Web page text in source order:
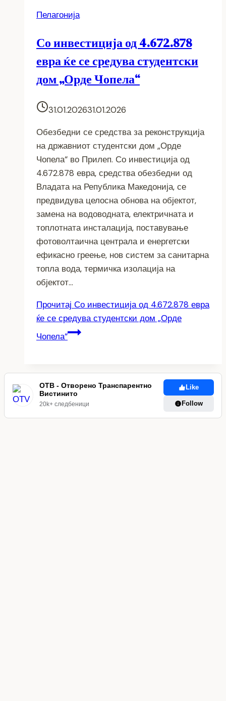
Пелагонија
Со инвестиција од 4.672.878
евра ќе се средува студентски
дом „Орде Чопела“
31.01.202631.01.2026
Обезбедни се средства за реконструкција
на државниот студентски дом „Орде
Чопела“ во Прилеп. Со инвестиција од
4.672.878 евра, средства обезбедни од
Владата на Република Македонија, се
предвидува целосна обнова на објектот,
замена на водоводната, електричната и
топлотната инсталација, поставување
фотоволтаична централа и енергетски
ефикасно греење, нов систем за санитарна
топла вода, термичка изолација на
објектот…
Прочитај Со инвестиција од 4.672.878 евра
ќе се средува студентски дом „Орде
Чопела“
ОТВ - Отворено Транспарентно
Вистинито
20k+ следбеници
Like
Follow